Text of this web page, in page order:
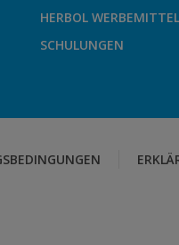
HERBOL
SCHULUNGEN